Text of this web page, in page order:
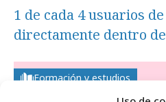
1 de cada 4 usuarios
directamente dentro
Formación y estudios